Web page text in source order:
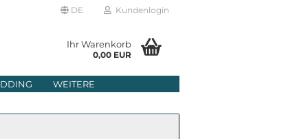
DE Kundenlogin
Ihr Warenkorb
0,00 EUR
WEITERE